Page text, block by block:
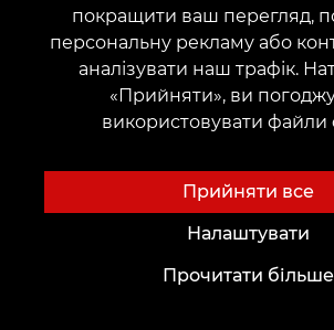
покращити ваш перегляд,
персональну рекламу або
аналізувати наш трафік.
«Прийняти», ви
використовувати файли
Прийняти все
Налаштувати
Прочитати більше